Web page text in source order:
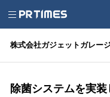
株式会社ガジェットガレー
除菌システムを実